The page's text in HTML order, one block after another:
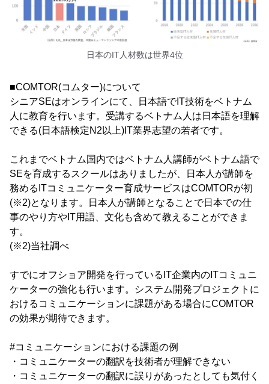
日本のIT人材数は世界4位
■COMTOR(コムター)について
シニアSEはオンラインにて、日本語でIT技術をベトナム
人に教育を行います。受講するベトナム人は日本語を理解
できる(日本語検定N2以上)IT業界志望の若者です。
これまでベトナム国内ではベトナム人講師がベトナム語で
SEを育成するスクールはありましたが、日本人が講師を
務めるITコミュニケーター育成サービスはCOMTORが初
(※2)となります。日本人が講師となることで日本での仕
事のやり方やIT用語、文化も含めて教えることができま
す。
(※2)当社調べ
すでにオフショア開発を行っているIT企業内のITコミュニ
ケーターの強化も行います。システム開発プロジェクトに
おけるコミュニケーションに課題がある場合にCOMTOR
の効果が期待できます。
#コミュニケーションにおける課題の例
・コミュニケーターの翻訳を技術者が理解できない
・コミュニケーターの翻訳に誤りがあったとしても気付く